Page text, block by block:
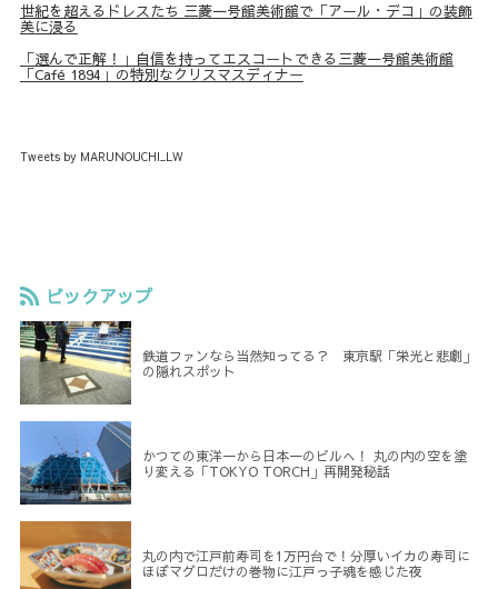
世紀を超えるドレスたち 三菱一号館美術館で「アール・デコ」の装飾
美に浸る
「選んで正解！」自信を持ってエスコートできる三菱一号館美術館
「Café 1894」の特別なクリスマスディナー
Tweets by MARUNOUCHI_LW
ピックアップ
鉄道ファンなら当然知ってる？ 東京駅「栄光と悲劇」
の隠れスポット
かつての東洋一から日本一のビルへ！ 丸の内の空を塗
り変える「TOKYO TORCH」再開発秘話
丸の内で江戸前寿司を1万円台で！分厚いイカの寿司に
ほぼマグロだけの巻物に江戸っ子魂を感じた夜